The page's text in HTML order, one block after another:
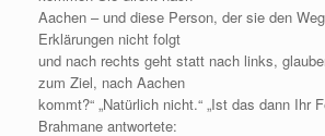
Aachen – und diese Person, der sie den
Erklärungen nicht folgt
und nach rechts geht statt nach links,
zum Ziel, nach Aachen
kommt?“ „Natürlich nicht.“ „Ist das dann Ihr
Brahmane antwortete: